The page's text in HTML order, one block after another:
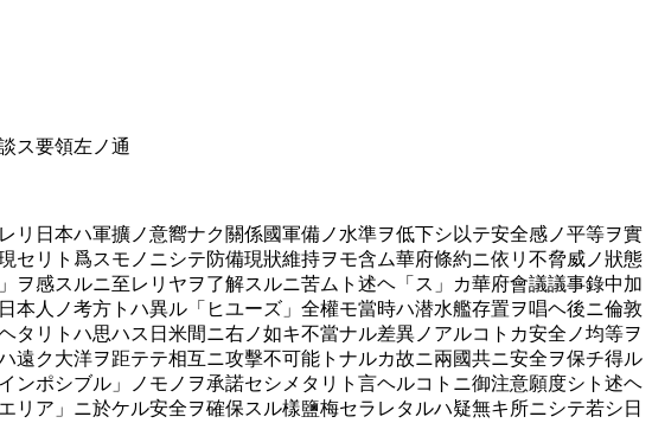
ス要領左ノ通
日本ハ軍擴ノ意嚮ナク關係國軍備ノ水準ヲ低下シ以テ安全感ノ平等ヲ實
リト爲スモノニシテ防備現狀維持ヲモ含ム華府條約ニ依リ不脅威ノ狀態
感スルニ至レリヤヲ了解スルニ苦ムト述ヘ「ス」カ華府會議議事錄中加
人ノ考方トハ異ル「ヒユーズ」全權モ當時ハ潜水艦存置ヲ唱ヘ後ニ倫敦
リトハ思ハス日米間ニ右ノ如キ不當ナル差異ノアルコトカ安全ノ均等ヲ
ク大洋ヲ距テテ相互ニ攻擊不可能トナルカ故ニ兩國共ニ安全ヲ保チ得ル
ポシブル」ノモノヲ承諾セシメタリト言ヘルコトニ御注意願度シト述ヘ
ア」ニ於ケル安全ヲ確保スル樣鹽梅セラレタルハ疑無キ所ニシテ若シ日